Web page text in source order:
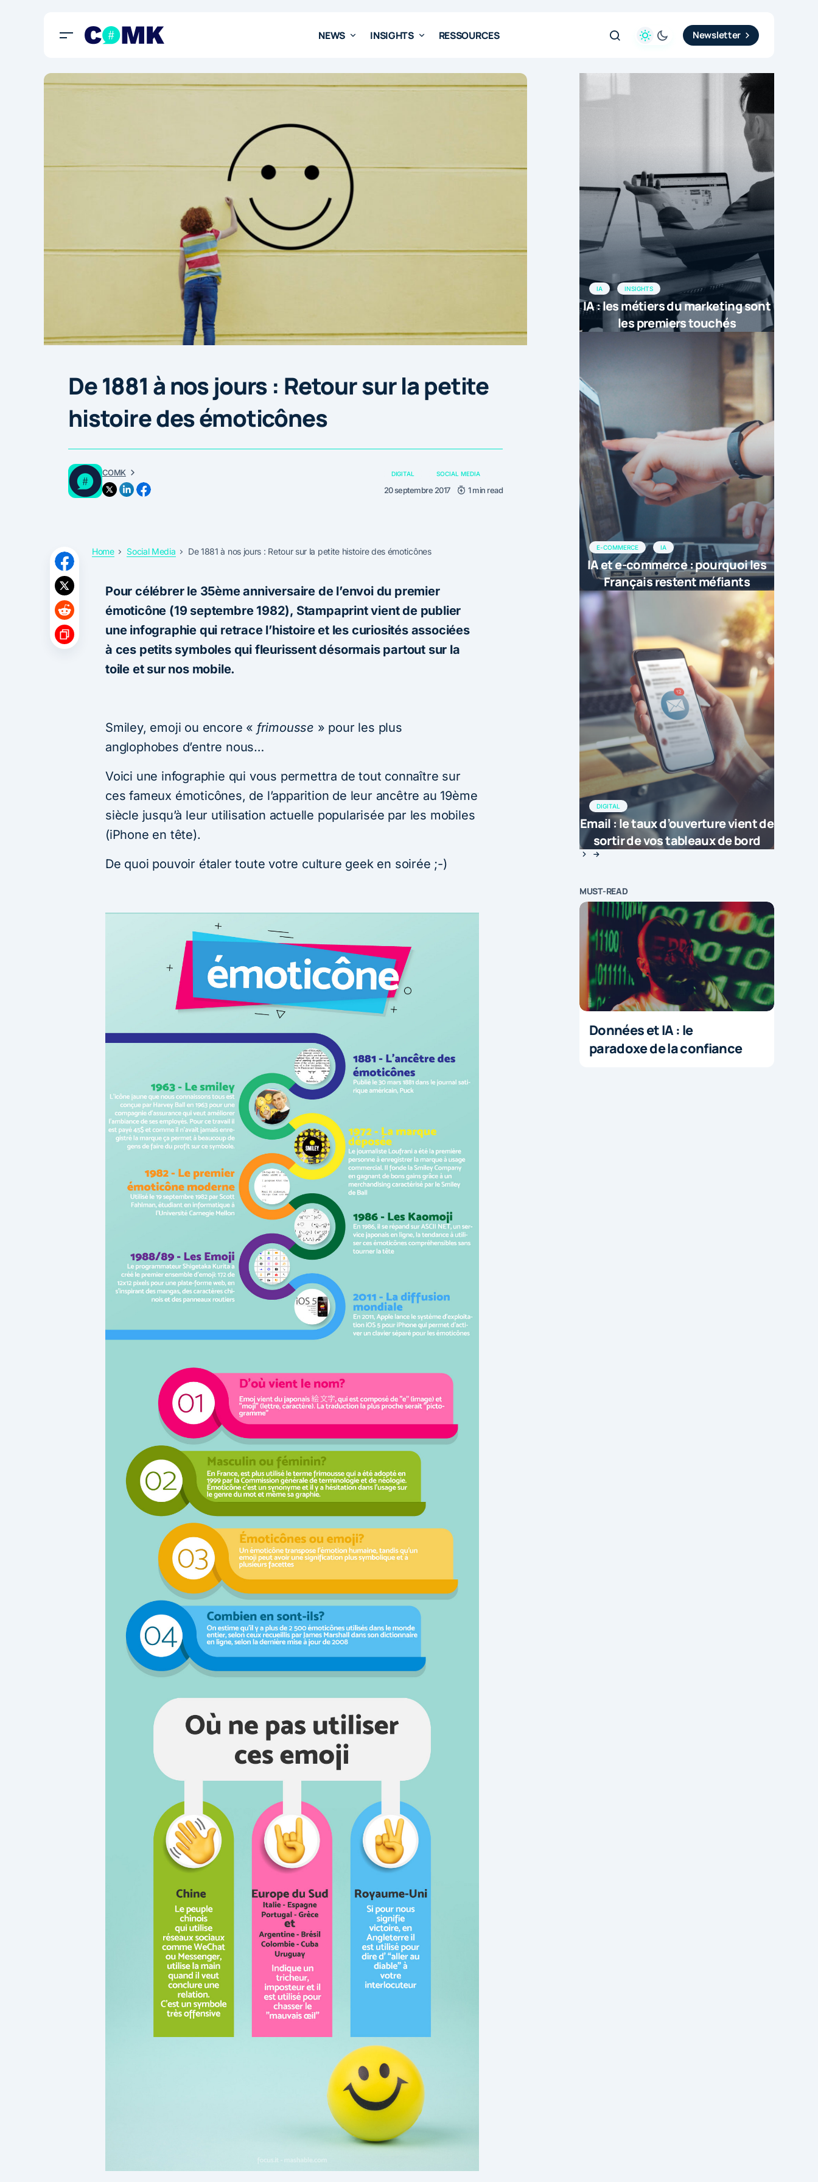
NEWS INSIGHTS RESSOURCES Newsletter
De 1881 à nos jours : Retour sur la petite
histoire des émoticônes
COMK DIGITAL SOCIAL MEDIA
20 septembre 2017 1 min read
Home Social Media De 1881 à nos jours : Retour sur la petite histoire des émoticônes
Pour célébrer le 35ème anniversaire de l’envoi du premier
émoticône (19 septembre 1982), Stampaprint vient de publier
une infographie qui retrace l’histoire et les curiosités associées
à ces petits symboles qui fleurissent désormais partout sur la
toile et sur nos mobile.
Smiley, emoji ou encore « frimousse » pour les plus
anglophobes d’entre nous…
Voici une infographie qui vous permettra de tout connaître sur
ces fameux émoticônes, de l’apparition de leur ancêtre au 19ème
siècle jusqu’à leur utilisation actuelle popularisée par les mobiles
(iPhone en tête).
De quoi pouvoir étaler toute votre culture geek en soirée ;-)
IA INSIGHTS
IA : les métiers du marketing sont
les premiers touchés
E-COMMERCE IA
IA et e-commerce : pourquoi les
Français restent méfiants
DIGITAL
Email : le taux d’ouverture vient de
sortir de vos tableaux de bord
MUST-READ
Données et IA : le
paradoxe de la confiance